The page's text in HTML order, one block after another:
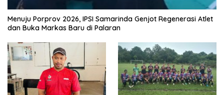
Menuju Porprov 2026, IPSI Samarinda Genjot Regenerasi Atlet
dan Buka Markas Baru di Palaran